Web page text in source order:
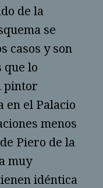
de la
se
casos y son
que lo
pintor
en el Palacio
menos
Piero de la
muy
idéntica